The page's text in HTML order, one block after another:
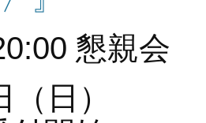
懇親会
日）